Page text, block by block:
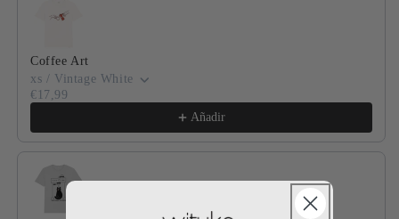
Coffee Art
xs / Vintage White
€17,99
Añadir